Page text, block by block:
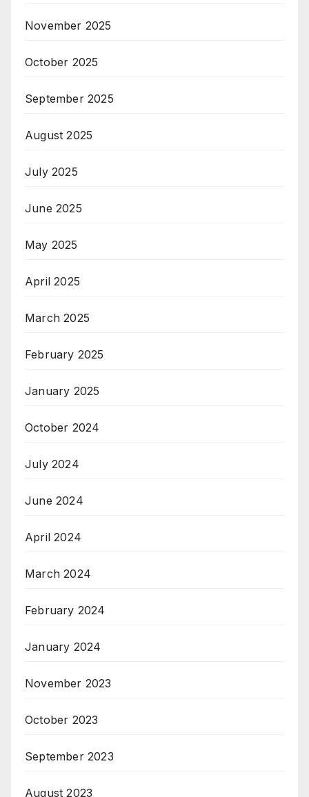
November 2025
October 2025
September 2025
August 2025
July 2025
June 2025
May 2025
April 2025
March 2025
February 2025
January 2025
October 2024
July 2024
June 2024
April 2024
March 2024
February 2024
January 2024
November 2023
October 2023
September 2023
August 2023